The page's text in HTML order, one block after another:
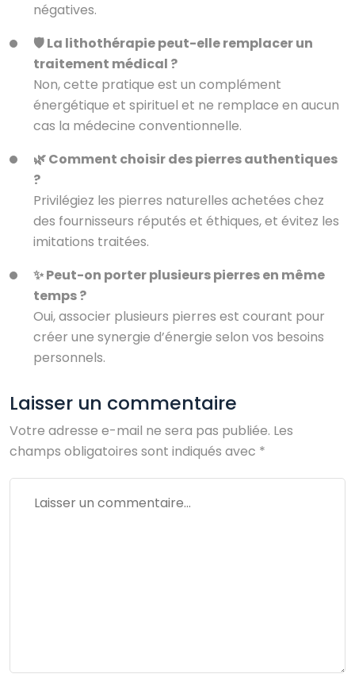
négatives.
🛡️ La lithothérapie peut-elle remplacer un
traitement médical ?
Non, cette pratique est un complément
énergétique et spirituel et ne remplace en aucun
cas la médecine conventionnelle.
🌿 Comment choisir des pierres authentiques
?
Privilégiez les pierres naturelles achetées chez
des fournisseurs réputés et éthiques, et évitez les
imitations traitées.
✨ Peut-on porter plusieurs pierres en même
temps ?
Oui, associer plusieurs pierres est courant pour
créer une synergie d’énergie selon vos besoins
personnels.
Laisser un commentaire
Votre adresse e-mail ne sera pas publiée. Les
champs obligatoires sont indiqués avec *